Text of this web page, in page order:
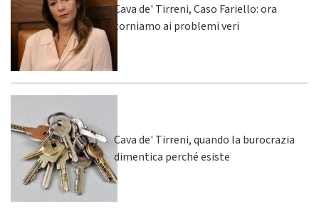
Cava de' Tirreni, Caso Fariello: ora
torniamo ai problemi veri
Cava de' Tirreni, quando la burocrazia
dimentica perché esiste